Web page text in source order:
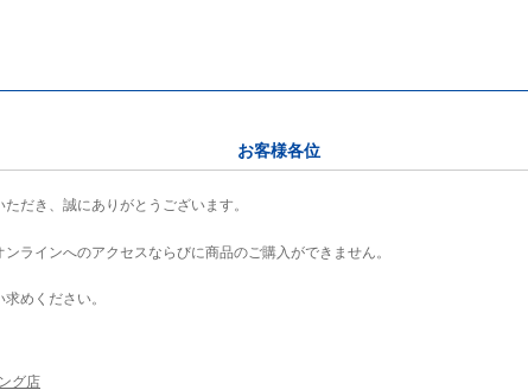
お客様各位
だき、誠にありがとうございます。
ラインへのアクセスならびに商品のご購入ができません。
めください。
グ店